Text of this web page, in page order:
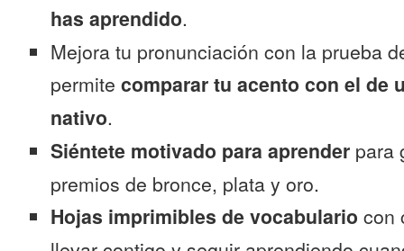
has aprendido.
Mejora tu pronunciación con la prueba
permite comparar tu acento con el de
nativo.
Siéntete motivado para aprender para
premios de bronce, plata y oro.
Hojas imprimibles de vocabulario con